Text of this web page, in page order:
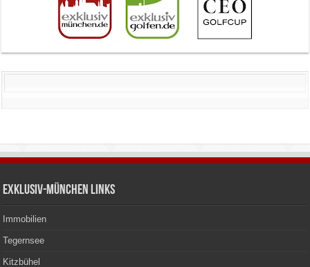
Exklusiv-München Links
Immobilien
Tegernsee
Kitzbühel